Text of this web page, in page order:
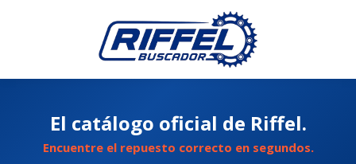
El catálogo oficial de Riffel.
Encuentre el repuesto correcto en segundos.